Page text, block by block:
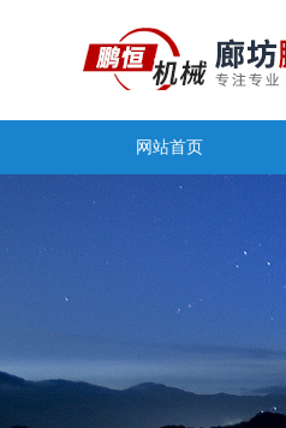
网站首页